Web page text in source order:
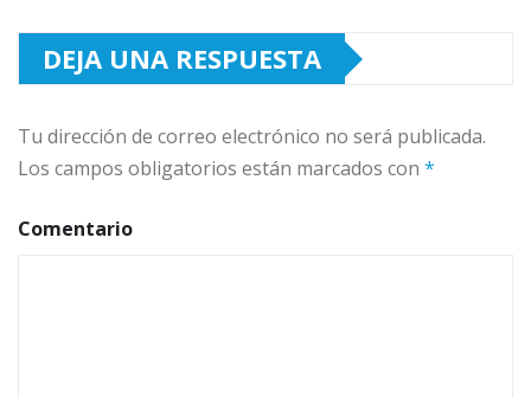
DEJA UNA RESPUESTA
Tu dirección de correo electrónico no será publicada.
Los campos obligatorios están marcados con *
Comentario